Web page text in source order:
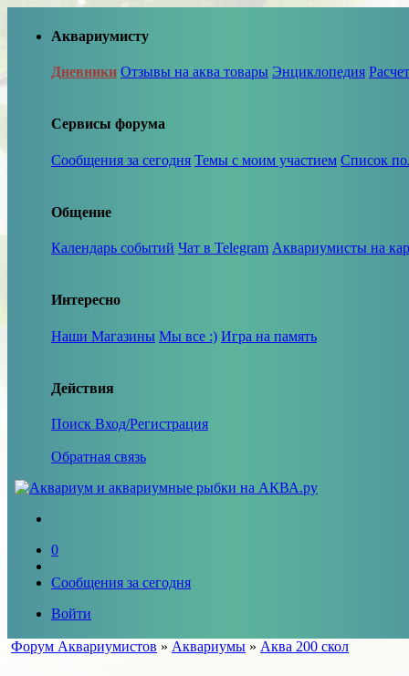
Аквариумисту
Дневники Отзывы на аква товары Энциклопедия
Сервисы форума
Сообщения за сегодня Темы с моим участием Список
Общение
Календарь событий Чат в Telegram Аквариумисты на
Интересно
Наши Магазины Мы все :) Игра на память
Действия
Поиск Вход/Регистрация
Обратная связь
0
Сообщения за сегодня
Войти
Форум Аквариумистов » Аквариумы » Аква 200 скол